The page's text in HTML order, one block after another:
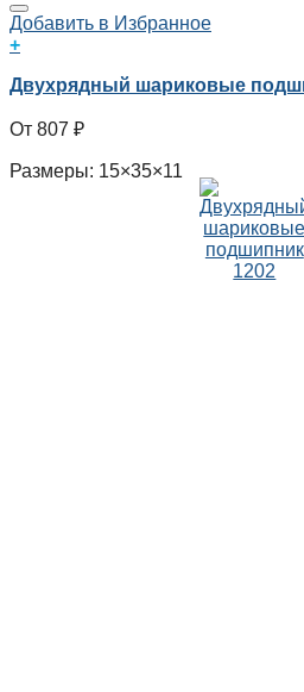
Добавить в Избранное
+
Двухрядный шариковые
807 ₽
Размеры: 15×35×11